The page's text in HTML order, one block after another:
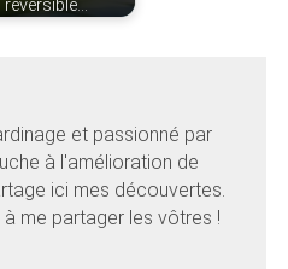
réversible…
et passionné par
à l'amélioration de
ici mes découvertes.
à me partager les vôtres !